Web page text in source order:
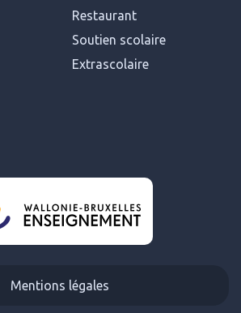
Restaurant
Soutien scolaire
Extrascolaire
Mentions légales